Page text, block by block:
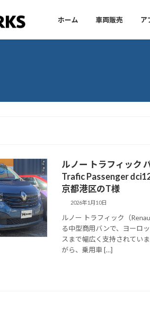
ホーム 車両販売 ア
ルノー トラフィック
Trafic Passenger
京都港区のT様
2026年1月10日
ルノー トラフィック（
る中型商用バンで、ヨーロ
スまで幅広く支持されてい
がら、乗用車 […]